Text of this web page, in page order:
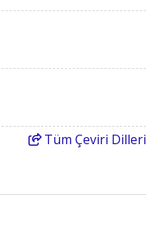
Tüm Çeviri Dilleri